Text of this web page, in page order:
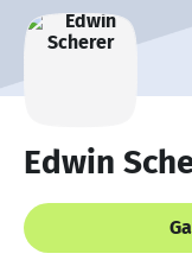
Edwin